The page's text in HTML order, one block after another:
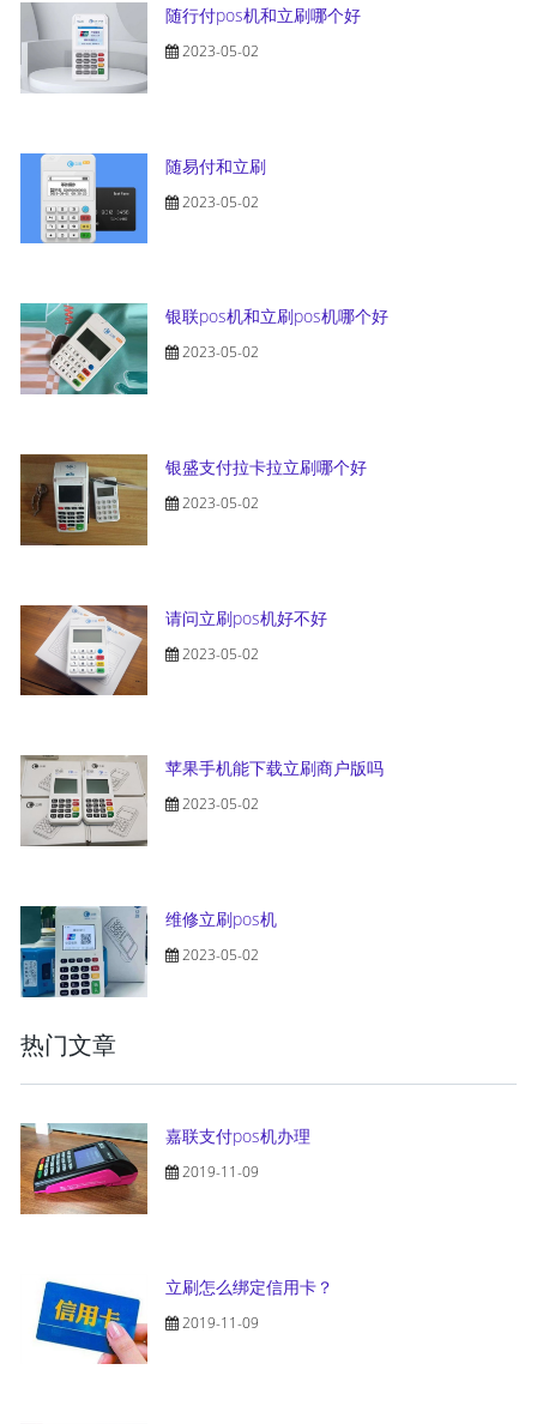
随行付pos机和立刷哪个好
2023-05-02
随易付和立刷
2023-05-02
银联pos机和立刷pos机哪个好
2023-05-02
银盛支付拉卡拉立刷哪个好
2023-05-02
请问立刷pos机好不好
2023-05-02
苹果手机能下载立刷商户版吗
2023-05-02
维修立刷pos机
2023-05-02
热门文章
嘉联支付pos机办理
2019-11-09
立刷怎么绑定信用卡？
2019-11-09